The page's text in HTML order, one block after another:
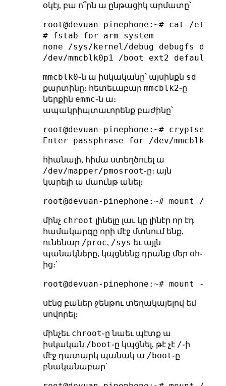
օկէյ, բա ո՞րն ա ընթացիկ արմատը՝
root@devuan-pinephone:~# cat /etc/
# fstab for arm system
none /sys/kernel/debug debugfs
mmcblk0֊ն ա իսկականը՝ այսինքն sd
քարտինը։ հետեւաբար mmcblk2֊ը
ներքին emmc֊ն ա։
ապակրիպտաւորենք բաժինը՝
root@devuan-pinephone:~# cryptsetup
հիանալի, հիմա ստեղծուել ա
/dev/mapper/pmosroot֊ը։ այն
կարելի ա մաունթ անել։
մինչ chroot լինելը լաւ կը լինէր որ էդ
համակարգը որի մէջ մտնում ենք,
ունենար /proc, /sys եւ այլն
պանակները, կպցնենք դրանք մեր օհ֊
ից։՝
սէնց բաներ ջենթու տեղակայելով եմ
սովորել։
մինչեւ chroot֊ը նաեւ պէտք ա
իսկական /boot֊ը կպցնել, թէ չէ /֊ի
մէջ դատարկ պանակ ա /boot֊ը
բնականաբար՝